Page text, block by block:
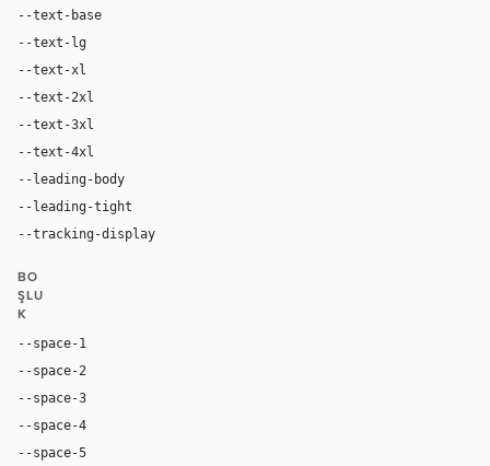
--text-base
--text-lg
--text-xl
--text-2xl
--text-3xl
--text-4xl
--leading-body
--leading-tight
--tracking-display
BO
ŞLU
K
--space-1
--space-2
--space-3
--space-4
--space-5